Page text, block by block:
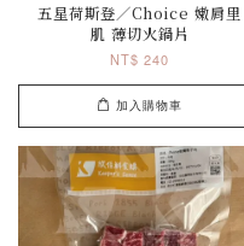
五星荷斯登／Choice 嫩肩里
肌 薄切火鍋片
NT$ 240
加入購物車